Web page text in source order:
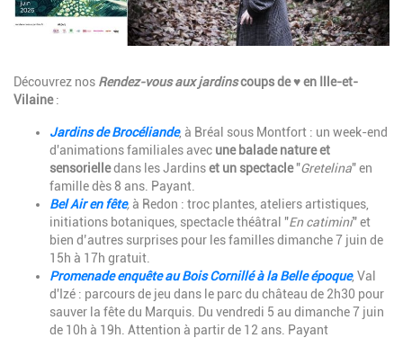
Description
Découvrez nos Rendez-vous aux jardinscoups de ♥ en Ille-et-
Vilaine:
Jardins de Brocéliande, à Bréal sous Montfort : un week-end
d'animations familiales avec une balade nature et
sensorielledans les Jardinset un spectacle"Gretelina" en
famille dès 8 ans. Payant.
Bel Air en fête,à Redon : troc plantes, ateliers artistiques,
initiations botaniques, spectacle théâtral "En catimini" et
bien d’autres surprises pour les familles dimanche 7 juin de
15h à 17h gratuit.
Promenade enquête au Bois Cornillé à la Belle époque, Val
d'Izé : parcours de jeu dans le parc du château de 2h30 pour
sauver la fête du Marquis. Du vendredi 5 au dimanche 7 juin
de 10h à 19h. Attention à partir de 12 ans. Payant